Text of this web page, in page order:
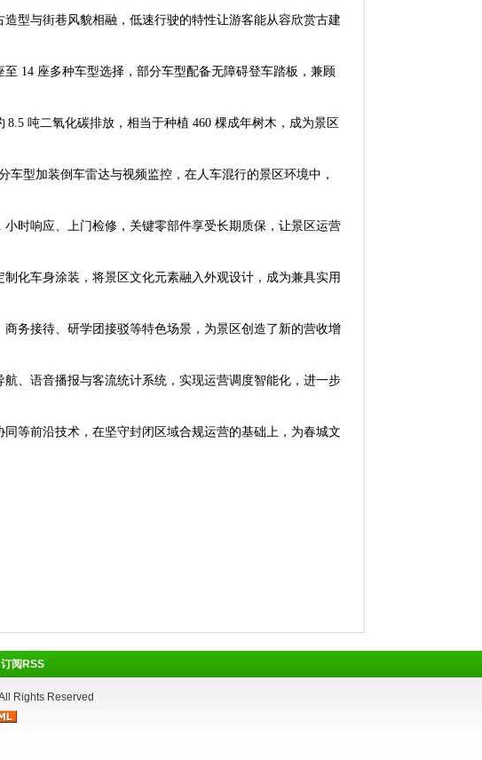
造型与街巷风貌相融，低速行驶的特性让游客能从容欣赏古建
至 14 座多种车型选择，部分车型配备无障碍登车踏板，兼顾
8.5 吨二氧化碳排放，相当于种植 460 棵成年树木，成为景区
车型加装倒车雷达与视频监控，在人车混行的景区环境中，
小时响应、上门检修，关键零部件享受长期质保，让景区运营
制化车身涂装，将景区文化元素融入外观设计，成为兼具实用
商务接待、研学团接驳等特色场景，为景区创造了新的营收增
航、语音播报与客流统计系统，实现运营调度智能化，进一步
等前沿技术，在坚守封闭区域合规运营的基础上，为春城文
订阅RSS
Rights Reserved